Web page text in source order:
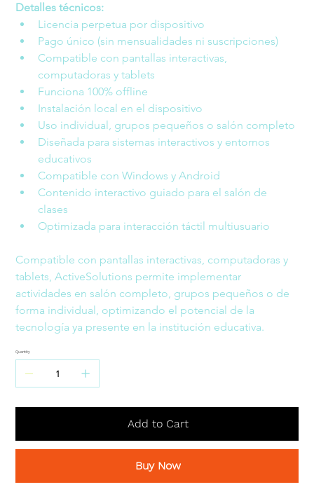
Detalles técnicos:
Licencia perpetua por dispositivo
Pago único (sin mensualidades ni suscripciones)
Compatible con pantallas interactivas,
computadoras y tablets
Funciona 100% offline
Instalación local en el dispositivo
Uso individual, grupos pequeños o salón completo
Diseñada para sistemas interactivos y entornos
educativos
Compatible con Windows y Android
Contenido interactivo guiado para el salón de
clases
Optimizada para interacción táctil multiusuario
Compatible con pantallas interactivas, computadoras y
tablets, ActiveSolutions permite implementar
actividades en salón completo, grupos pequeños o de
forma individual, optimizando el potencial de la
tecnología ya presente en la institución educativa.
Quantity
Add to Cart
Buy Now